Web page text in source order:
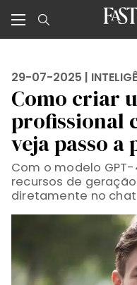
29-07-2025 |
Como criar
profissional
veja passo a
Com o modelo
recursos de
diretamente no chat